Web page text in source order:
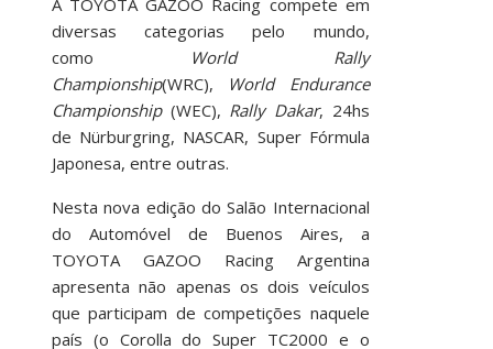
A TOYOTA GAZOO Racing compete em
diversas categorias pelo mundo,
como
World Rally
Championship(WRC),
World Endurance
Championship(WEC), Rally Dakar, 24hs
de Nürburgring, NASCAR, Super Fórmula
Japonesa, entre outras.
Nesta nova edição do Salão Internacional
do Automóvel de Buenos Aires, a
TOYOTA GAZOO Racing Argentina
apresenta não apenas os dois veículos
que participam de competições naquele
país (o Corolla do Super TC2000 e o